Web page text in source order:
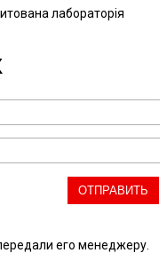
лабораторія
его менеджеру.